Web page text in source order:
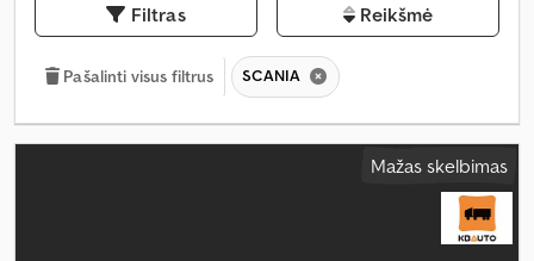
Filtras Reikšmė
Pašalinti visus filtrus SCANIA
Mažas skelbimas